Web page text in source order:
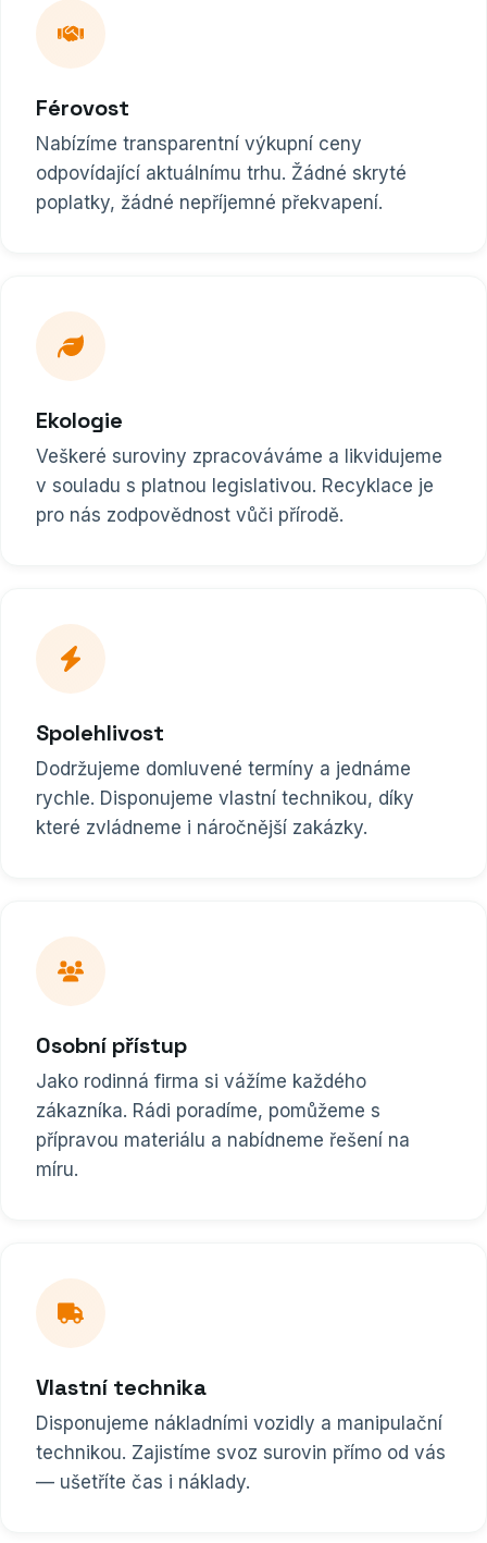
Férovost
Nabízíme transparentní výkupní ceny
odpovídající aktuálnímu trhu. Žádné skryté
poplatky, žádné nepříjemné překvapení.
Ekologie
Veškeré suroviny zpracováváme a likvidujeme
v souladu s platnou legislativou. Recyklace je
pro nás zodpovědnost vůči přírodě.
Spolehlivost
Dodržujeme domluvené termíny a jednáme
rychle. Disponujeme vlastní technikou, díky
které zvládneme i náročnější zakázky.
Osobní přístup
Jako rodinná firma si vážíme každého
zákazníka. Rádi poradíme, pomůžeme s
přípravou materiálu a nabídneme řešení na
míru.
Vlastní technika
Disponujeme nákladními vozidly a manipulační
technikou. Zajistíme svoz surovin přímo od vás
— ušetříte čas i náklady.